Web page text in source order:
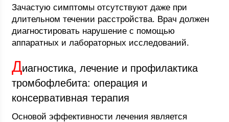
Зачастую симптомы отсутствуют даже при
длительном течении расстройства. Врач должен
диагностировать нарушение с помощью
аппаратных и лабораторных исследований.
Диагностика, лечение и профилактика
тромбофлебита: операция и
консервативная терапия
Основой эффективности лечения является